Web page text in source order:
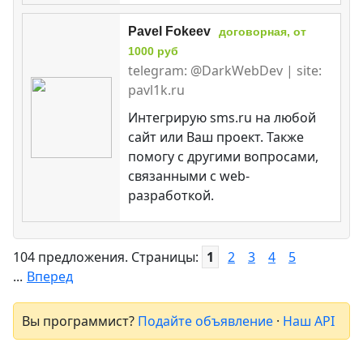
Pavel Fokeev
договорная, от
1000 руб
telegram: @DarkWebDev | site:
pavl1k.ru
Интегрирую sms.ru на любой
сайт или Ваш проект. Также
помогу с другими вопросами,
связанными с web-
разработкой.
104 предложения. Страницы: 1 2 3 4
5
... Вперед
Вы программист? Подайте объявление · Наш API